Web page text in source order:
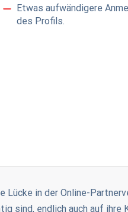
Etwas aufwändigere
des Profils.
Lücke in der Online-
sind, endlich auch auf ihre